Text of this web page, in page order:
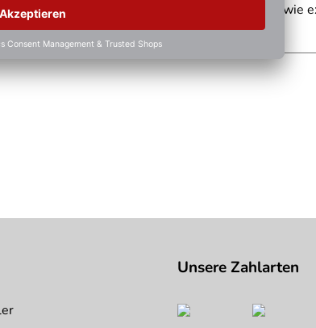
Langanhaltend gleiche Temperaturen sowie
Unsere Zahlarten